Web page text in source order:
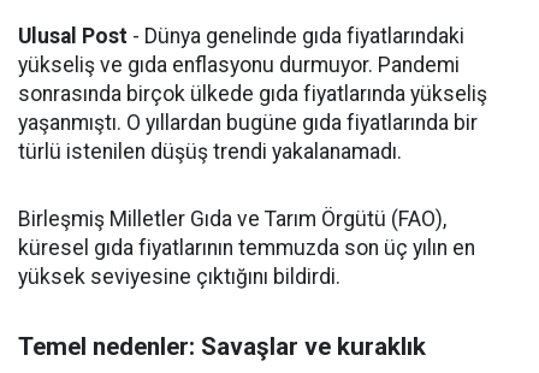
Ulusal Post - Dünya genelinde gıda fiyatlarındaki
yükseliş ve gıda enflasyonu durmuyor. Pandemi
sonrasında birçok ülkede gıda fiyatlarında yükseliş
yaşanmıştı. O yıllardan bugüne gıda fiyatlarında bir
türlü istenilen düşüş trendi yakalanamadı.
Birleşmiş Milletler Gıda ve Tarım Örgütü (FAO),
küresel gıda fiyatlarının temmuzda son üç yılın en
yüksek seviyesine çıktığını bildirdi.
Temel nedenler: Savaşlar ve kuraklık